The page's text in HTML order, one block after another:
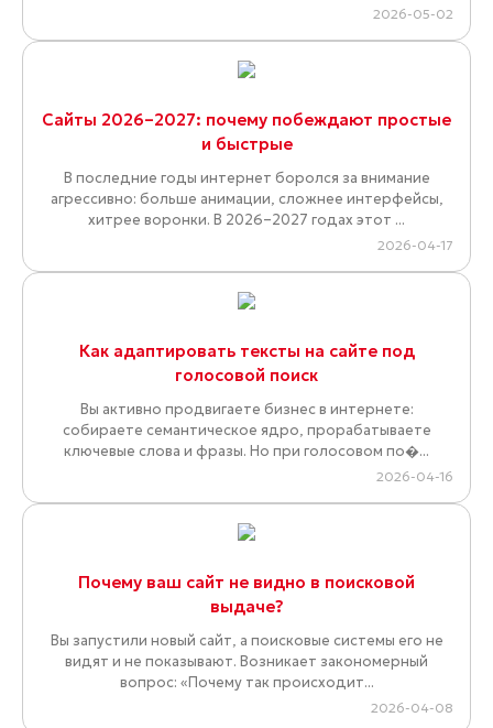
2026-05-02
Сайты 2026–2027: почему побеждают простые
и быстрые
В последние годы интернет боролся за внимание
агрессивно: больше анимации, сложнее интерфейсы,
хитрее воронки. В 2026–2027 годах этот ...
2026-04-17
Как адаптировать тексты на сайте под
голосовой поиск
Вы активно продвигаете бизнес в интернете:
собираете семантическое ядро, прорабатываете
ключевые слова и фразы. Но при голосовом по�...
2026-04-16
Почему ваш сайт не видно в поисковой
выдаче?
Вы запустили новый сайт, а поисковые системы его не
видят и не показывают. Возникает закономерный
вопрос: «Почему так происходит...
2026-04-08